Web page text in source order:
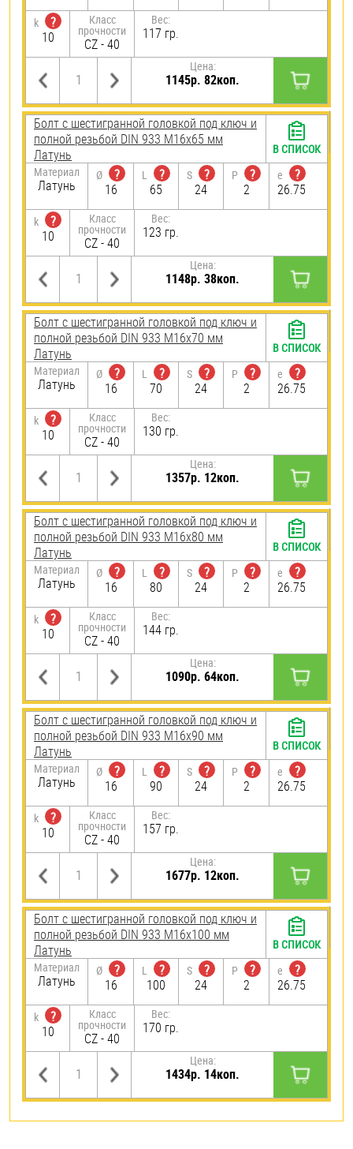
k
?
10
Класс
прочности
CZ - 40
Вес:
117 гр.
Цена:
1145р. 82коп.
Болт с шестигранной головкой под ключ и
полной резьбой DIN 933 М16х65 мм
Латунь
Материал
Латунь
Ø
?
16
L
?
65
S
?
24
P
?
2
e
?
26.75
k
?
10
Класс
прочности
CZ - 40
Вес:
123 гр.
Цена:
1148р. 38коп.
В СПИСОК
Болт с шестигранной головкой под ключ и
полной резьбой DIN 933 М16х70 мм
Латунь
Материал
Латунь
Ø
?
16
L
?
70
S
?
24
P
?
2
e
?
26.75
k
?
10
Класс
прочности
CZ - 40
Вес:
130 гр.
Цена:
1357р. 12коп.
В СПИСОК
Болт с шестигранной головкой под ключ и
полной резьбой DIN 933 М16х80 мм
Латунь
Материал
Латунь
Ø
?
16
L
?
80
S
?
24
P
?
2
e
?
26.75
k
?
10
Класс
прочности
CZ - 40
Вес:
144 гр.
Цена:
1090р. 64коп.
В СПИСОК
Болт с шестигранной головкой под ключ и
полной резьбой DIN 933 М16х90 мм
Латунь
Материал
Латунь
Ø
?
16
L
?
90
S
?
24
P
?
2
e
?
26.75
k
?
10
Класс
прочности
CZ - 40
Вес:
157 гр.
Цена:
1677р. 12коп.
В СПИСОК
Болт с шестигранной головкой под ключ и
полной резьбой DIN 933 М16х100 мм
Латунь
Материал
Латунь
Ø
?
16
L
?
100
S
?
24
P
?
2
e
?
26.75
k
?
10
Класс
прочности
CZ - 40
Вес:
170 гр.
Цена:
1434р. 14коп.
В СПИСОК